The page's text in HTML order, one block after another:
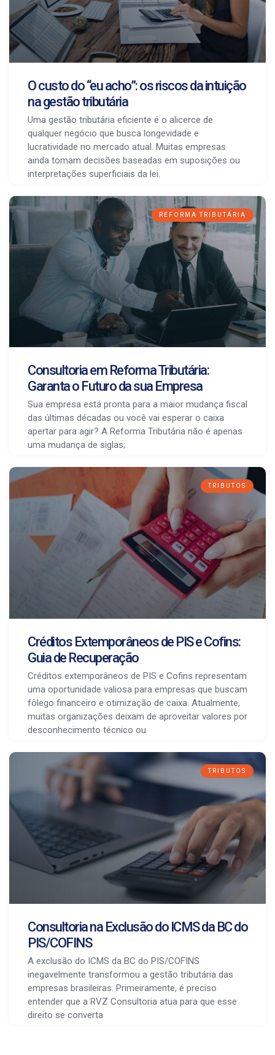
O custo do “eu acho”: os riscos da intuição
na gestão tributária
Uma gestão tributária eficiente é o alicerce de
qualquer negócio que busca longevidade e
lucratividade no mercado atual. Muitas empresas
ainda tomam decisões baseadas em suposições ou
interpretações superficiais da lei.
REFORMA TRIBUTÁRIA
Consultoria em Reforma Tributária:
Garanta o Futuro da sua Empresa
Sua empresa está pronta para a maior mudança fiscal
das últimas décadas ou você vai esperar o caixa
apertar para agir? A Reforma Tributária não é apenas
uma mudança de siglas;
TRIBUTOS
Créditos Extemporâneos de PIS e Cofins:
Guia de Recuperação
Créditos extemporâneos de PIS e Cofins representam
uma oportunidade valiosa para empresas que buscam
fôlego financeiro e otimização de caixa. Atualmente,
muitas organizações deixam de aproveitar valores por
desconhecimento técnico ou
TRIBUTOS
Consultoria na Exclusão do ICMS da BC do
PIS/COFINS
A exclusão do ICMS da BC do PIS/COFINS
inegavelmente transformou a gestão tributária das
empresas brasileiras. Primeiramente, é preciso
entender que a RVZ Consultoria atua para que esse
direito se converta